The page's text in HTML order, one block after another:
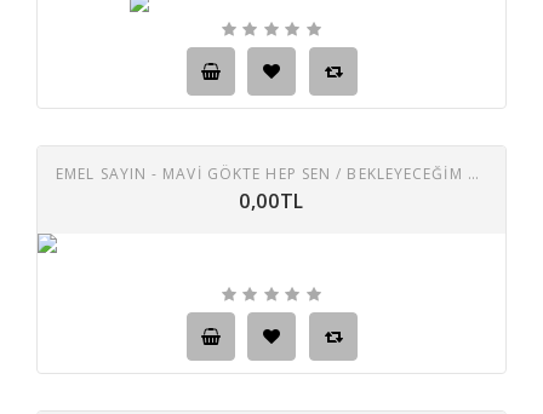
EMEL SAYIN - MAVI GÖKTE HEP SEN / BEKLEYECEĞIM 45 LİK PLAK
0,00TL